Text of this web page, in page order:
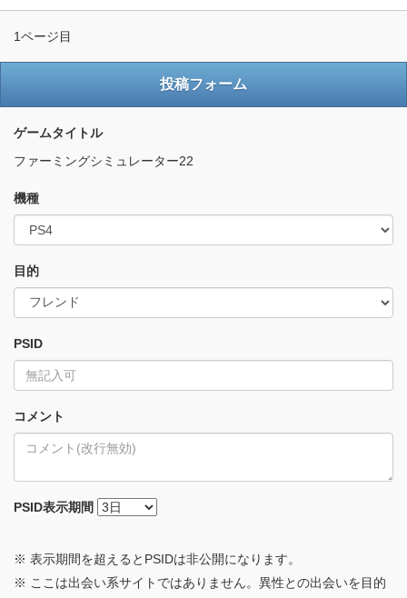
1ページ目
投稿フォーム
ゲームタイトル
ファーミングシミュレーター22
機種
目的
PSID
コメント
PSID表示期間
※ 表示期間を超えるとPSIDは非公開になります。
※ ここは出会い系サイトではありません。異性との出会いを目的